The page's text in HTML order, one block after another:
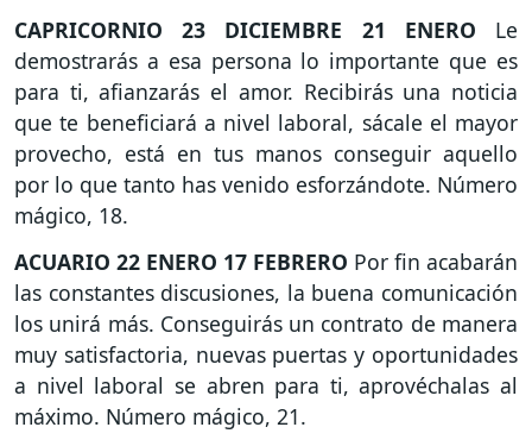
CAPRICORNIO
23 DICIEMBRE 21 ENERO Le
demostrarás a esa persona lo importante que es
para ti, afianzarás el amor. Recibirás una noticia
que te beneficiará a nivel laboral, sácale el mayor
provecho, está en tus manos conseguir aquello
por lo que tanto has venido esforzándote. Número
mágico, 18.
ACUARIO 22 ENERO 17 FEBRERO Por fin acabarán
las constantes discusiones, la buena comunicación
los unirá más. Conseguirás un contrato de manera
muy satisfactoria, nuevas puertas y oportunidades
a nivel laboral se abren para ti, aprovéchalas al
máximo. Número mágico, 21.